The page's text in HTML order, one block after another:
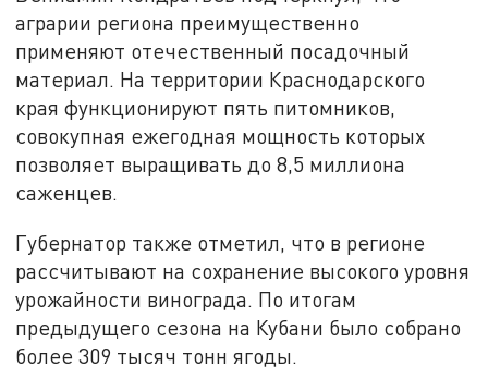
аграрии региона преимущественно
применяют отечественный посадочный
материал. На территории Краснодарского
края функционируют пять питомников,
совокупная ежегодная мощность которых
позволяет выращивать до 8,5 миллиона
саженцев.
Губернатор также отметил, что в регионе
рассчитывают на сохранение высокого уровня
урожайности винограда. По итогам
предыдущего сезона на Кубани было собрано
более 309 тысяч тонн ягоды.